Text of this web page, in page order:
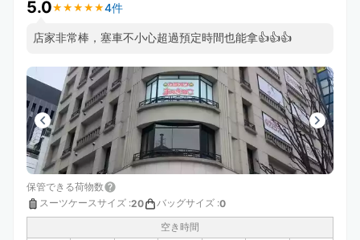
5.0★ ★ ★ ★ ★
★ ★ ★ ★ ★4件
店家非常棒，塞車不小心超過預定時間也能拿👍👍👍
保管できる荷物数
スーツケースサイズ :20 バッグサイズ :0
空き時間